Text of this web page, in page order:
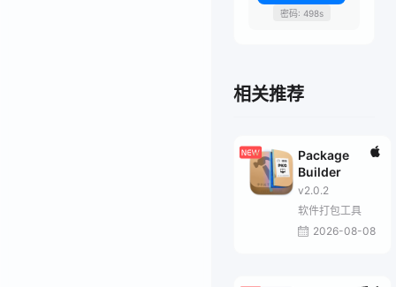
密码: 498s
相关推荐
Package
Builder
v2.0.2
软件打包工具
2026-08-08